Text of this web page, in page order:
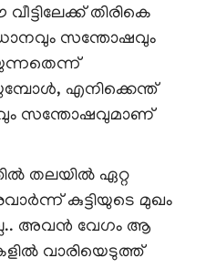
തിരികെ
സന്തോഷവും
എനിക്കെന്ത്
സന്തോഷവുമാണ്
തലയിൽ ഏറ്റ
കുട്ടിയുടെ മുഖം
അവൻ വേഗം ആ
വാരിയെടുത്ത്